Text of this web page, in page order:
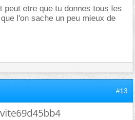
peut etre que tu donnes tous les
l'on sache un peu mieux de
#13